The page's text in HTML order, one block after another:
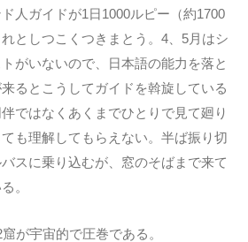
人ガイドが1日1000ルピー（約1700
としつこくつきまとう。4、5月はシ
がいないので、日本語の能力を落と
るとこうしてガイドを斡旋している
ではなくあくまでひとりで見て廻り
も理解してもらえない。半ば振り切
スに乗り込むが、窓のそばまで来て
。
が宇宙的で圧巻である。